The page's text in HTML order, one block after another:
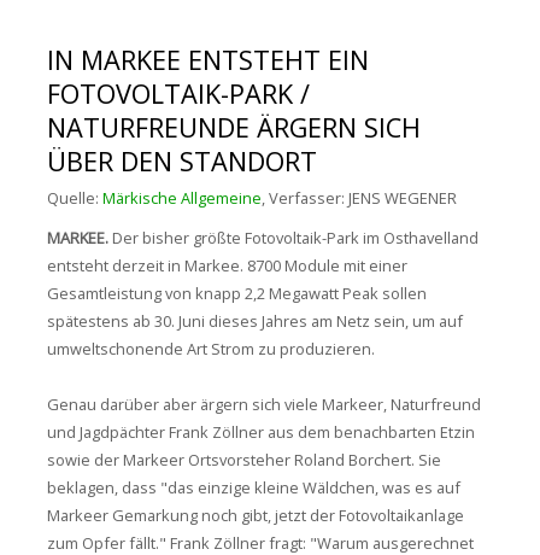
IN MARKEE ENTSTEHT EIN
FOTOVOLTAIK-PARK /
NATURFREUNDE ÄRGERN SICH
ÜBER DEN STANDORT
Quelle: Märkische Allgemeine, Verfasser: JENS WEGENER
MARKEE.Der bisher größte Fotovoltaik-Park im Osthavelland
entsteht derzeit in Markee. 8700 Module mit einer
Gesamtleistung von knapp 2,2 Megawatt Peak sollen
spätestens ab 30. Juni dieses Jahres am Netz sein, um auf
umweltschonende Art Strom zu produzieren.
Genau darüber aber ärgern sich viele Markeer, Naturfreund
und Jagdpächter Frank Zöllner aus dem benachbarten Etzin
sowie der Markeer Ortsvorsteher Roland Borchert. Sie
beklagen, dass "das einzige kleine Wäldchen, was es auf
Markeer Gemarkung noch gibt, jetzt der Fotovoltaikanlage
zum Opfer fällt." Frank Zöllner fragt: "Warum ausgerechnet